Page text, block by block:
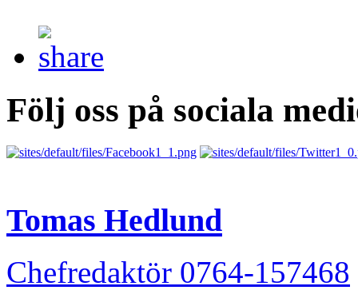
Följ oss på sociala
Tomas Hedlund
Chefredaktör 0764-157468